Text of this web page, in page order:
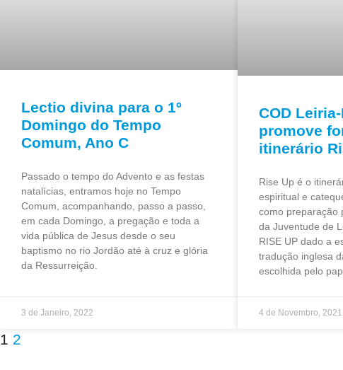
Lectio divina para o 1º
Domingo do Tempo
Comum, Ano C
Passado o tempo do Advento e as festas
natalícias, entramos hoje no Tempo
Comum, acompanhando, passo a passo,
em cada Domingo, a pregação e toda a
vida pública de Jesus desde o seu
baptismo no rio Jordão até à cruz e glória
da Ressurreição.
3 de Janeiro, 2022
COD
promove
itinerário
Rise Up é o
espiritual e
como preparação
da Juventude de
RISE UP dado a
tradução inglesa
escolhida pelo
4 de Novembro, 2021
1 2